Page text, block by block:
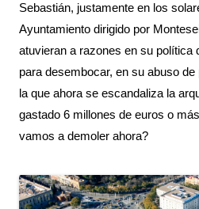
Sebastián, justamente en los
Ayuntamiento dirigido por
atuvieran a razones en su política
para desembocar, en su abuso
la que ahora se escandaliza la
gastado 6 millones de euros o
vamos a demoler ahora?